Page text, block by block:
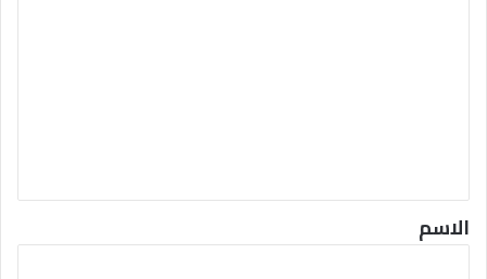
*
الاسم